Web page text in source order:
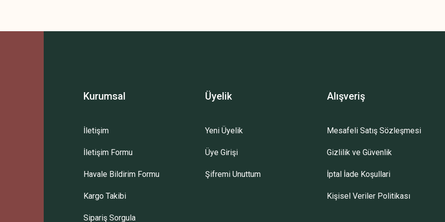
Bu ürüne ilk yorumu siz yapın!
Gönder
Kurumsal
İletişim
İletişim Formu
Havale Bildirim Formu
Kargo Takibi
Sipariş Sorgula
Üyelik
Yeni Üyelik
Üye Girişi
Şifremi Unuttum
Alışveriş
Mesafeli Satış Sözleşmesi
Gizlilik ve Güvenlik
İptal İade Koşullari
Kişisel Veriler Politikası